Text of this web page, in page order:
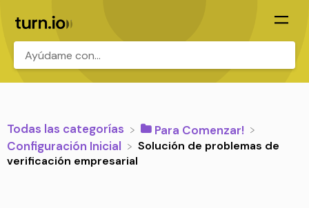
Todas las categorías
​Para Comenzar!
​Configuración Inicial
Solución de problemas de
verificación empresarial
.